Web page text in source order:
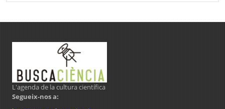
L'agenda de la cultura científica
Segueix-nos a: